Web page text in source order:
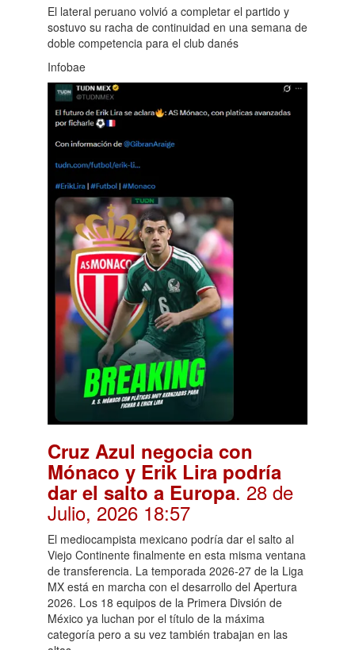
El lateral peruano volvió a completar el partido y
sostuvo su racha de continuidad en una semana de
doble competencia para el club danés
Infobae
Cruz Azul negocia con
Mónaco y Erik Lira podría
dar el salto a Europa. 28 de
Julio, 2026 18:57
El mediocampista mexicano podría dar el salto al
Viejo Continente finalmente en esta misma ventana
de transferencia. La temporada 2026-27 de la Liga
MX está en marcha con el desarrollo del Apertura
2026. Los 18 equipos de la Primera Divsión de
México ya luchan por el título de la máxima
categoría pero a su vez también trabajan en las